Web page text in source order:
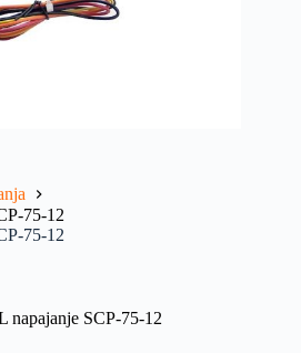
75-12
75-12
SCP-75-12